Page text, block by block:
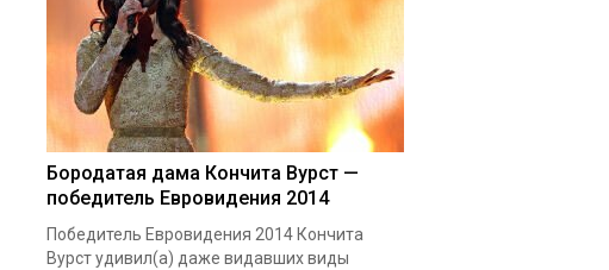
Бородатая дама Кончита Вурст —
победитель Евровидения 2014
Победитель Евровидения 2014 Кончита
Вурст удивил(а) даже видавших виды